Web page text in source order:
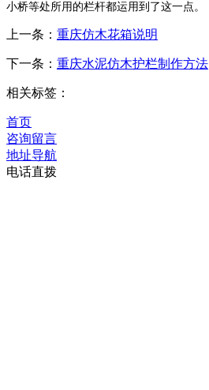
小桥等处所用的栏杆都运用到了这一点。
上一条： 重庆仿木花箱说明
下一条： 重庆水泥仿木护栏制作方法
相关标签：
首页
咨询留言
地址导航
电话直拨